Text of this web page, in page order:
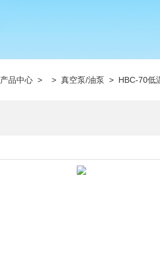
产品中心 > > 真空泵/油泵 > HBC-70低